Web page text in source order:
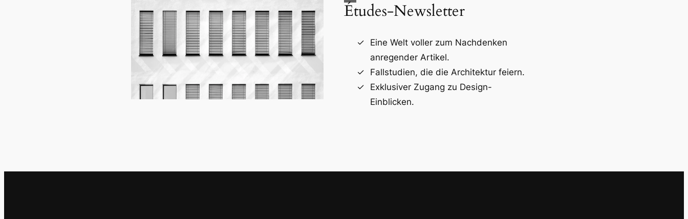
Études-Newsletter
Eine Welt voller zum Nachdenken
anregender Artikel.
Fallstudien, die die Architektur feiern.
Exklusiver Zugang zu Design-
Einblicken.